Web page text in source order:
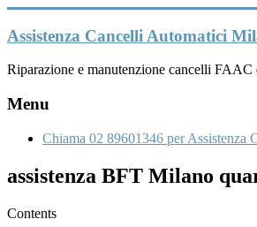
al
contenuto
Assistenza Cancelli Automatici
Riparazione e manutenzione cancelli
Menu
Chiama 02 89601346 per
assistenza BFT Milano
Contents